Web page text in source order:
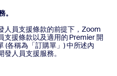
人員支援條款的前提下，Zoom
支援條款以及適用的 Premier 開
(各稱為「訂購單」) 中所述內
人員支援服務。